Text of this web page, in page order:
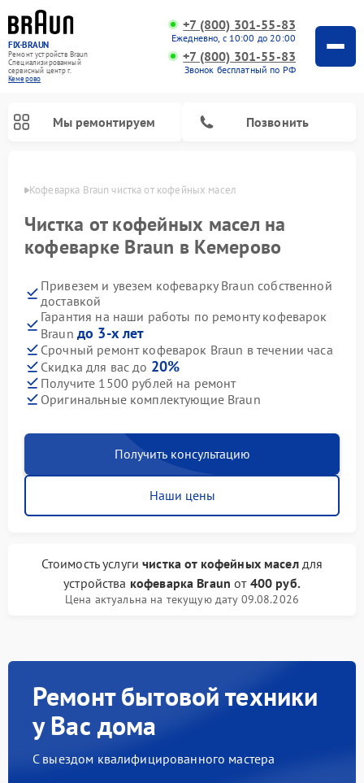
FIX-BRAUN
Ремонт устройств Braun
Специализированный
cервисный центр г.
Кемерово
+7 (800) 301-55-83
Ежедневно, с 10:00 до 20:00
+7 (800) 301-55-83
Звонок бесплатный по РФ
Мы ремонтируем Позвонить
Кофеварка Braun чистка от кофейных масел
Чистка от кофейных масел на
кофеварке Braun в Кемерово
Привезем и увезем кофеварку Braun собственной
доставкой
Гарантия на наши работы по ремонту кофеварок
Braun до 3-х лет
Срочный ремонт кофеварок Braun в течении часа
Скидка для вас до 20%
Получите 1500 рублей на ремонт
Оригинальные комплектующие Braun
Получить консультацию
Наши цены
Стоимость услугичистка от кофейных маселдля
устройства кофеварка Braun от 400 руб.
Цена актуальна на текущую дату 09.08.2026
Ремонт бытовой техники
у Вас дома
С выездом квалифицированного мастера